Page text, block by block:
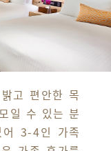
고 편안한 목
일 수 있는 분
3-4인 가족